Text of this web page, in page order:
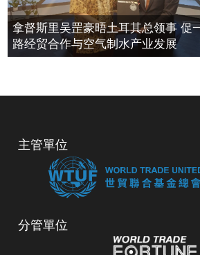
（二）我國還有哪些城市群？1、
城市群除剛批復的長江中游城市群，
長三角、珠三角兩大地區的區域規劃。
於1992年建立了15個城市間合作機制
上海為核心，區域內25個城市被分
外，區域協同發展還進一步提升了南
州、寧波等區域性中心城市的綜合承
輻射帶動能力。 目前，長江三角洲
化程度最高、城鎮分佈最密集、經濟
角”概念首次正式提出是在1994年。
三角洲地區改革發展規劃綱要（
拿督斯里吴罡豪晤土耳其总领事 促
路经贸合作与空气制水产业发展
主管單位
分管單位